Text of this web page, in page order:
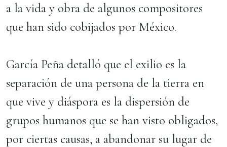
a la vida y obra de algunos compositores
que han sido cobijados por México.
García Peña detalló que el exilio es la
separación de una persona de la tierra en
que vive y diáspora es la dispersión de
grupos humanos que se han visto obligados,
por ciertas causas, a abandonar su lugar de